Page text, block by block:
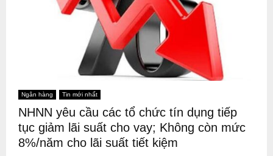
Ngân hàng Tin mới nhất
NHNN yêu cầu các tổ chức tín dụng tiếp
tục giảm lãi suất cho vay; Không còn mức
8%/năm cho lãi suất tiết kiệm